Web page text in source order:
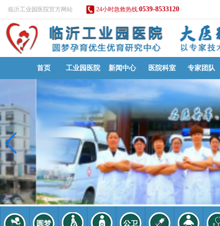
临沂工业园医院官方网站 24小时急救热线:0539-8533120
首页 工业园医院 新闻中心 医院科室 专家团队